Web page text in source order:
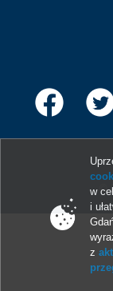
©
w
i
z